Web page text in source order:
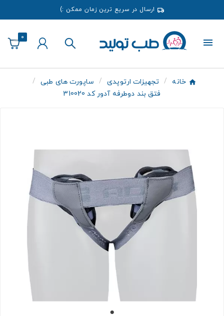
ارسال در سریع ترین زمان ممکن :)
0
خانه تجهیزات ارتوپدی
ساپورت های طبی
فتق بند دوطرفه آدور کد 310020